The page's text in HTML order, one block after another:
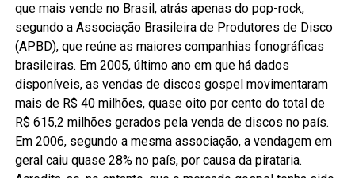
que mais vende no Brasil, atrás apenas do pop-rock,
segundo a Associação Brasileira de Produtores de Disco
(APBD), que reúne as maiores companhias fonográficas
brasileiras. Em 2005, último ano em que há dados
disponíveis, as vendas de discos gospel movimentaram
mais de R$ 40 milhões, quase oito por cento do total de
R$ 615,2 milhões gerados pela venda de discos no país.
Em 2006, segundo a mesma associação, a vendagem em
geral caiu quase 28% no país, por causa da pirataria.